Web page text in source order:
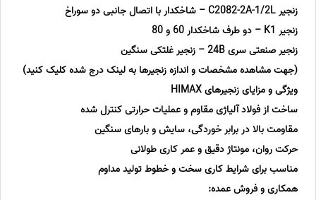
زنجیر C2082-2A-1/2L – شاخکدار با اتصال جانبی دو سوراخ
زنجیر K1 – دو طرف شاخکدار 60 و 80
زنجیر صنعتی سری 24B – زنجیر غلتکی سنگین
(جهت مشاهده مشخصات و اندازه زنجیرها به لینک درج شده کلیک کنید)
ویژگی و مزایای زنجیرهای HIMAX
ساخت از فولاد آلیاژی مقاوم و عملیات حرارتی کنترل شده
مقاومت بالا در برابر خوردگی، سایش و بارهای سنگین
حرکت روان، مونتاژ دقیق و عمر کاری طولانی
مناسب برای شرایط کاری سخت و خطوط تولید مداوم
همکاری و فروش عمده: